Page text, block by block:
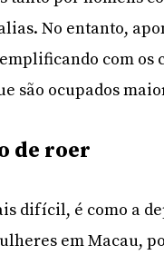
No entanto,
com os
são ocupados
de roer
difícil, é como a
em Macau,